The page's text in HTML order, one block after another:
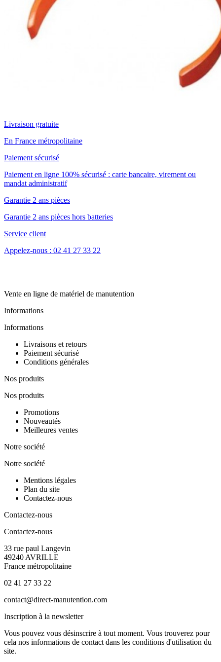
Livraison gratuite
En France métropolitaine
Paiement sécurisé
Paiement en ligne 100% sécurisé : carte bancaire, virement ou
mandat administratif
Garantie 2 ans pièces
Garantie 2 ans pièces hors batteries
Service client
Appelez-nous : 02 41 27 33 22
Vente en ligne de matériel de manutention
Informations
Informations
Livraisons et retours
Paiement sécurisé
Conditions générales
Nos produits
Nos produits
Promotions
Nouveautés
Meilleures ventes
Notre société
Notre société
Mentions légales
Plan du site
Contactez-nous
Contactez-nous
Contactez-nous
33 rue paul Langevin
49240 AVRILLE
France métropolitaine
02 41 27 33 22
contact@direct-manutention.com
Inscription à la newsletter
Vous pouvez vous désinscrire à tout moment. Vous trouverez pour
cela nos informations de contact dans les conditions d'utilisation du
site.